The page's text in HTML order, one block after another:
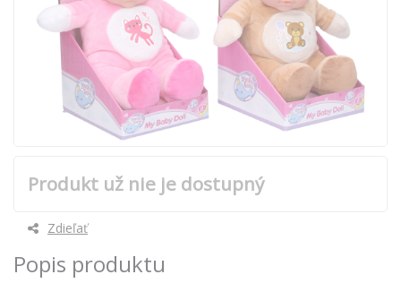
Produkt už nie je dostupný
Zdieľať
Popis produktu